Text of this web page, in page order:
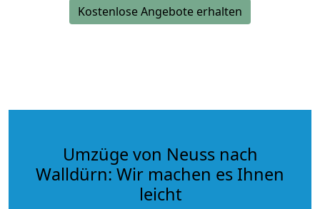
Kostenlose Angebote erhalten
Umzüge von Neuss nach
Walldürn: Wir machen es Ihnen
leicht